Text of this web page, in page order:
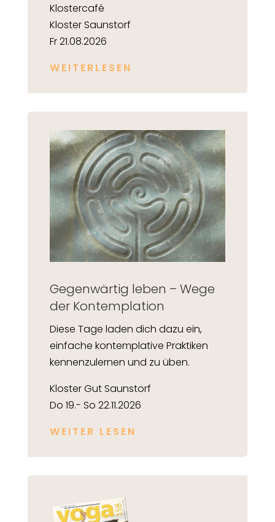
Klostercafé
Kloster Saunstorf
Fr 21.08.2026
WEITERLESEN
Gegenwärtig leben – Wege
der Kontemplation
Diese Tage laden dich dazu ein,
einfache kontemplative Praktiken
kennenzulernen und zu üben.
Kloster Gut Saunstorf
Do 19.- So 22.11.2026
WEITER LESEN